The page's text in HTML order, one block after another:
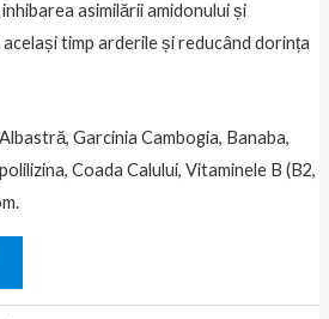
asimilării amidonului și
timp arderile și reducând dorința
Garcinia Cambogia, Banaba,
Coada Calului, Vitaminele B (B2,